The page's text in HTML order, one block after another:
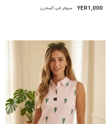
YER1,000 متوفر في المخزن